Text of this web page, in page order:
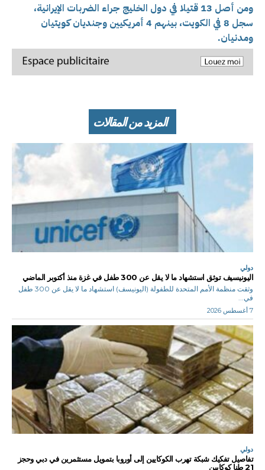
ومن أصل 13 قتيلا في دول الخليج جراء الضربات الإيرانية،
سجل 8 في الكويت، بينهم 4 أمريكيين وجنديان كويتيان
ومدنيان.
المزيد من المقالات
دولي
اليونيسيف توثق استشهاد ما لا يقل عن 300 طفل في غزة منذ أكتوبر الماضي
وثقت منظمة الأمم المتحدة للطفولة (اليونيسف) استشهاد ما لا يقل عن 300 طفل
في...
7 أغسطس 2026
دولي
تفاصيل تفكيك شبكة تهرب الكوكايين إلى أوروبا بتمويل مستثمرين في دبي وحجز
21 طنا كوكايين